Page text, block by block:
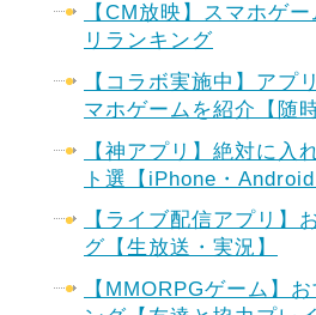
【CM放映】スマホゲ
リランキング
【コラボ実施中】アプ
マホゲームを紹介【随
【神アプリ】絶対に入
ト選【iPhone・Android
【ライブ配信アプリ】
グ【生放送・実況】
【MMORPGゲーム】